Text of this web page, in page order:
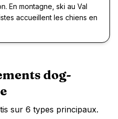
En montagne, ski au Val
accueillent les chiens en
dog-
sur 6 types principaux.